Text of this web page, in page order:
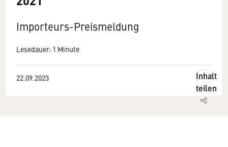
Importeurs-Preismeldung
Lesedauer: 1 Minute
22.09.2023
Inhalt
teilen